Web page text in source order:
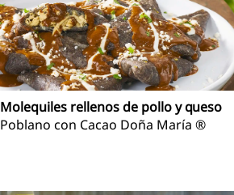
Molequiles rellenos de pollo y queso
Poblano con Cacao Doña María ®